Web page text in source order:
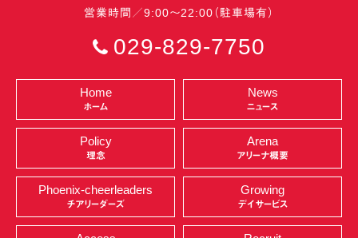
営業時間／9:00〜22:00（駐車場有）
029-829-7750
Home
ホーム
News
ニュース
Policy
理念
Arena
アリーナ概要
Phoenix-cheerleaders
チアリーダーズ
Growing
デイサービス